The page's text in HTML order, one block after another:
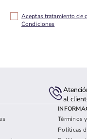
Aceptas tratamiento de
Condiciones
al
Términos
Políticas